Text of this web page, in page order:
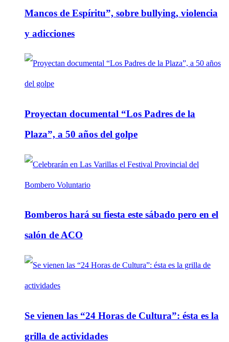
Mancos de Espíritu”, sobre bullying, violencia
y adicciones
Proyectan documental “Los Padres de la
Plaza”, a 50 años del golpe
Bomberos hará su fiesta este sábado pero en el
salón de ACO
Se vienen las “24 Horas de Cultura”: ésta es la
grilla de actividades